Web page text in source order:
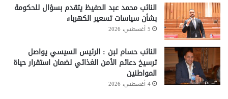
النائب محمد عبد الحفيظ يتقدم بسؤال للحكومة
بشأن سياسات تسعير الكهرباء
5 أغسطس، 2026
النائب حسام لبن : الرئيس السيسي يواصل
ترسيخ دعائم الأمن الغذائي لضمان استقرار حياة
المواطنين
4 أغسطس، 2026